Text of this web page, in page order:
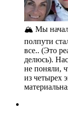
🏔️ Мы
полпути
все.. (Это
делюсь).
не поняли,
из четырех